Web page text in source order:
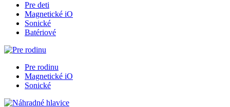
Pre deti
Magnetické iO
Sonické
Batériové
Pre rodinu
Magnetické iO
Sonické